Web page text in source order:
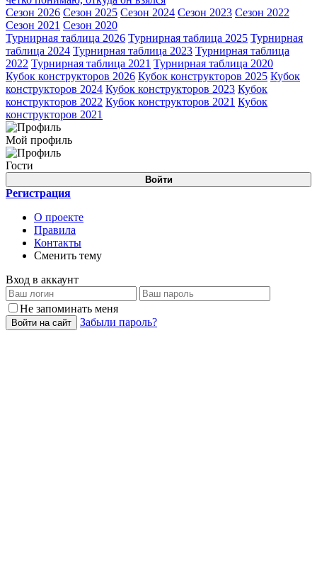
Сезон 2026 Сезон 2025 Сезон 2024 Сезон 2023 Сезон 2022
Сезон 2021 Сезон 2020
Турнирная таблица 2026 Турнирная таблица 2025 Турнирная
таблица 2024 Турнирная таблица 2023 Турнирная таблица
2022 Турнирная таблица 2021 Турнирная таблица 2020
Кубок конструкторов 2026 Кубок конструкторов 2025 Кубок
конструкторов 2024 Кубок конструкторов 2023 Кубок
конструкторов 2022 Кубок конструкторов 2021 Кубок
конструкторов 2021
Мой профиль
Гости
Войти
Регистрация
О проекте
Правила
Контакты
Сменить тему
Вход в аккаунт
Не запоминать меня
Войти на сайт Забыли пароль?